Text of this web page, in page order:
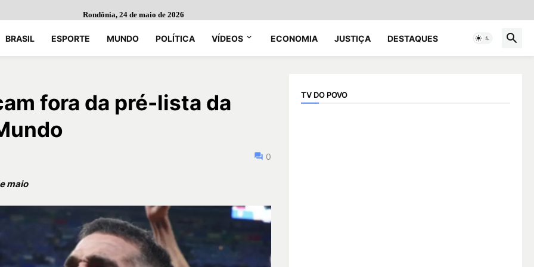
Rondônia, 24 de maio de 2026
BRASIL ESPORTE MUNDO POLÍTICA VÍDEOS ECONOMIA JUSTIÇA DESTAQUES
fora da pré-lista da
0
maio
TV DO POVO